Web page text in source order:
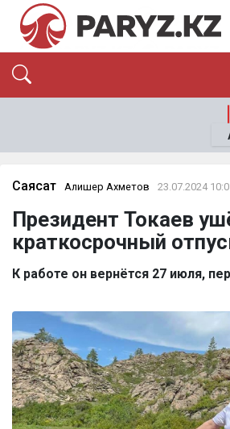
ЭКОНОМИКА
ОҚИҒА
News
Саясат Алишер Ахметов 23.07.2024
Президент Токаев
краткосрочный
К работе он вернётся 27 июля,